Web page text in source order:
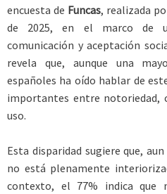
encuesta de Funcas, realizada
de 2025, en el marco de
comunicación y aceptación
revela que, aunque una
españoles ha oído hablar de
importantes entre notoriedad,
uso.
Esta disparidad sugiere que,
no está plenamente
contexto, el 77% indica